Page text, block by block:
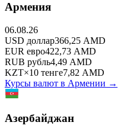
Армения
06.08.26
USD доллар366,25 AMD
EUR евро422,73 AMD
RUB рубль4,49 AMD
KZT×10 тенге7,82 AMD
Курсы валют в Армении →
Азербайджан